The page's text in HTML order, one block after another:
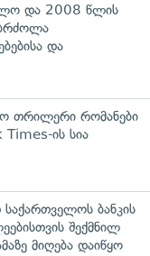
და 2008 წლის
ბრძოლა
და
თრილერი რომანები
ის სია
ბანკის
შექმნილ
მიღება დაიწყო